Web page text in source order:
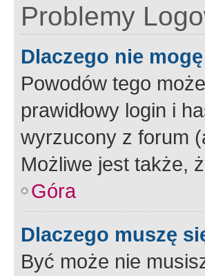
Problemy
Dlaczego nie
Powodów tego
prawidłowy login i
wyrzucony z forum
Możliwe jest także,
Góra
Dlaczego muszę
Być może nie